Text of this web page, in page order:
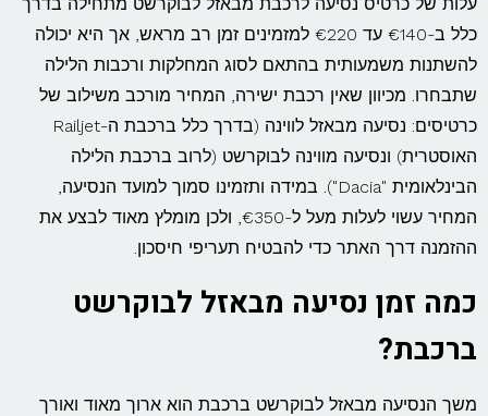
כלל ב-€140 עד €220 למזמינים זמן רב מראש, אך היא יכולה
להשתנות משמעותית בהתאם לסוג המחלקות ורכבות הלילה
שתבחרו. מכיוון שאין רכבת ישירה, המחיר מורכב משילוב של
כרטיסים: נסיעה מבאזל לווינה (בדרך כלל ברכבת ה-Railjet
האוסטרית) ונסיעה מווינה לבוקרשט (לרוב ברכבת הלילה
הבינלאומית "Dacia"). במידה ותזמינו סמוך למועד הנסיעה,
המחיר עשוי לעלות מעל ל-€350, ולכן מומלץ מאוד לבצע את
ההזמנה דרך האתר כדי להבטיח תעריפי חיסכון.
כמה זמן נסיעה מבאזל לבוקרשט
ברכבת?
משך הנסיעה מבאזל לבוקרשט ברכבת הוא ארוך מאוד ואורך